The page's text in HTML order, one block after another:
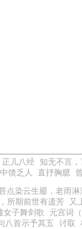
正儿八经 知无不言
中馈乏人 直抒胸臆
点染云生靥，老雨淋
所期前世有遗芳 又
女子舞剑歌 元宫词
八首示予其五 讨取